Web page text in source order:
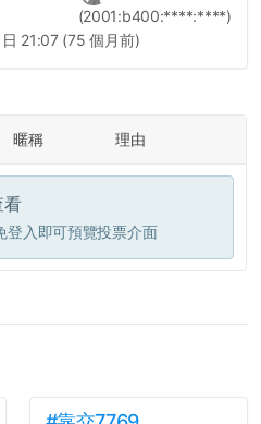
(2001:b400:****:****)
21:07 (75 個月前)
暱稱 理由
看
登入即可預覽投票介面